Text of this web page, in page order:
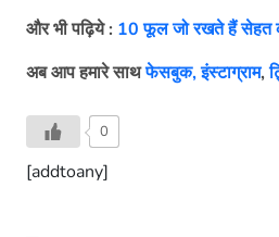
और भी पढ़िये : 10 फूल जो रखते हैं सेहत
अब आप हमारे साथफेसबुक,इंस्टाग्राम,
0
[addtoany]